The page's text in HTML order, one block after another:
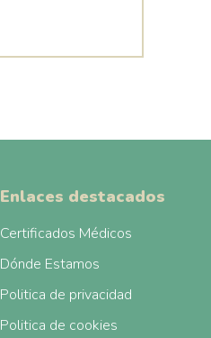
Enlaces destacados
Certificados Médicos
Dónde Estamos
Politica de privacidad
Politica de cookies